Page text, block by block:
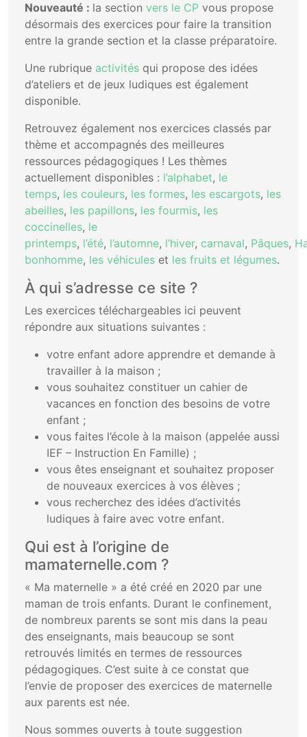
Nouveauté : la section vers le CP vous propose
désormais des exercices pour faire la transition
entre la grande section et la classe préparatoire.
Une rubrique activités qui propose des idées
d’ateliers et de jeux ludiques est également
disponible.
Retrouvez également nos exercices classés par
thème et accompagnés des meilleures
ressources pédagogiques ! Les thèmes
actuellement disponibles : l’alphabet, le
temps, les couleurs, les formes, les escargots, les
abeilles, les papillons, les fourmis, les
coccinelles, le
printemps, l’été, l’automne, l’hiver, carnaval, Pâques,
bonhomme, les véhicules et les fruits et légumes.
À qui s’adresse ce site ?
Les exercices téléchargeables ici peuvent
répondre aux situations suivantes :
votre enfant adore apprendre et demande à
travailler à la maison ;
vous souhaitez constituer un cahier de
vacances en fonction des besoins de votre
enfant ;
vous faites l’école à la maison (appelée aussi
IEF – Instruction En Famille) ;
vous êtes enseignant et souhaitez proposer
de nouveaux exercices à vos élèves ;
vous recherchez des idées d’activités
ludiques à faire avec votre enfant.
Qui est à l’origine de
mamaternelle.com ?
« Ma maternelle » a été créé en 2020 par une
maman de trois enfants. Durant le confinement,
de nombreux parents se sont mis dans la peau
des enseignants, mais beaucoup se sont
retrouvés limités en termes de ressources
pédagogiques. C’est suite à ce constat que
l’envie de proposer des exercices de maternelle
aux parents est née.
Nous sommes ouverts à toute suggestion